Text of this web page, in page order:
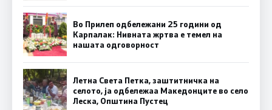
Во Прилеп одбележани 25 години од
Карпалак: Нивната жртва е темел на
нашата одговорност
Летна Света Петка, заштитничка на
селото, ја одбележаа Македонците во село
Леска, Општина Пустец